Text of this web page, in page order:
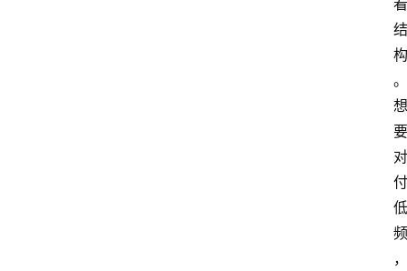
看
结
构
。
想
要
对
付
低
频
，